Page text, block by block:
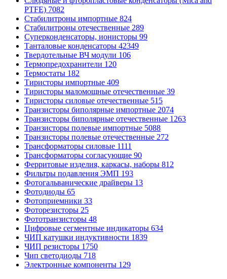
PTFE) 7082
Стабилитроны импортные 824
Стабилитроны отечественные 289
Суперконденсаторы, ионисторы 99
Танталовые конденсаторы 42349
Твердотельные ВЧ модули 106
Термопредохранители 120
Термостаты 182
Тиристоры импортные 409
Тиристоры маломощные отечественные 39
Тиристоры силовые отечественные 515
Транзисторы биполярные импортные 2074
Транзисторы биполярные отечественные 1263
Транзисторы полевые импортные 5088
Транзисторы полевые отечественные 272
Трансформаторы силовые 1111
Трансформаторы согласующие 90
Ферритовые изделия, каркасы, наборы 812
Фильтры подавления ЭМП 193
Фотогальванические драйверы 13
Фотодиоды 65
Фотоприемники 33
Фоторезисторы 25
Фототранзисторы 48
Цифровые сегментные индикаторы 634
ЧИП катушки индуктивности 1839
ЧИП резисторы 1750
Чип светодиоды 718
Электронные компоненты 129